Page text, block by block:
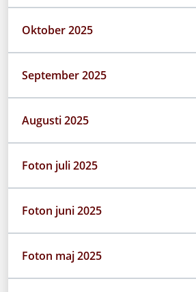
Oktober 2025
September 2025
Augusti 2025
Foton juli 2025
Foton juni 2025
Foton maj 2025